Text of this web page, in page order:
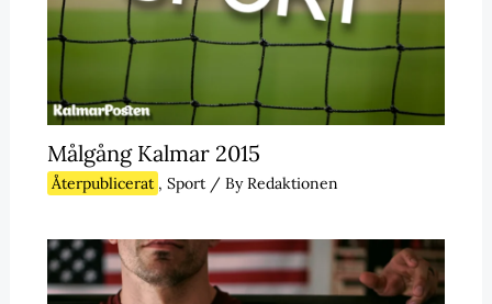
Målgång Kalmar 2015
Återpublicerat , Sport/ ByRedaktionen